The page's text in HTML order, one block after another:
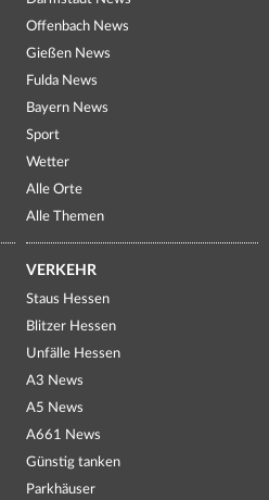
Offenbach News
Gießen News
Fulda News
Bayern News
Sport
Wetter
Alle Orte
Alle Themen
VERKEHR
Staus Hessen
Blitzer Hessen
Unfälle Hessen
A3 News
A5 News
A661 News
Günstig tanken
Parkhäuser